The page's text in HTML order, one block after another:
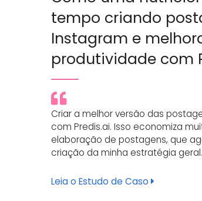
tempo criando
Instagram e
produtividade com
Criar a melhor versão das
com Predis.ai. Isso economiza
elaboração de postagens, que
criação da minha estratégia geral.
Leia o Estudo de Caso